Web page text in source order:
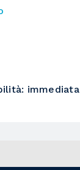
: immediata